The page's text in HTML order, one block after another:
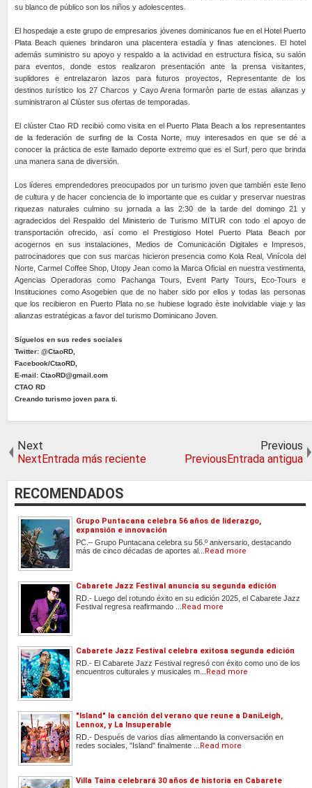
su blanco de público son los niños y adolescentes.
El hospedaje a este grupo de empresarios jóvenes dominicanos fue en el Hotel Puerto
Plata Beach quienes brindaron una placentera estadía y finas atenciones. El hotel
además suministro su apoyo y respaldo a la actividad en estructura física, su salón
para eventos, donde estos realizaron presentación ante la prensa visitantes,
suplidores e entrelazaron lazos para futuros proyectos, Representante de los
destinos turístico los 27 Charcos y Cayo Arena formaròn parte de estas alianzas y
suministraron al Clùster sus ofertas de temporadas.
El clúster Ctao RD recibió como visita en el Puerto Plata Beach a los representantes
de la federación de surfing de la Costa Norte, muy interesados en que se dé a
conocer la práctica de este llamado deporte extremo que es el Surf, pero que brinda
una manera sana de diversión.
Los líderes emprendedores preocupados por un turismo joven que también este lleno
de cultura y de hacer conciencia de lo importante que es cuidar y preservar nuestras
riquezas naturales culmino su jornada a las 2:30 de la tarde del domingo 21 y
agradecidos del Respaldo del Ministerio de Turismo MITUR con todo el apoyo de
transportación ofrecido, así como el Prestigioso Hotel Puerto Plata Beach por
acogernos en sus instalaciones, Medios de Comunicación Digitales e Impresos,
patrocinadores que con sus marcas hicieron presencia como Kola Real, Vinícola del
Norte, Carmel Coffee Shop, Utopy Jean como la Marca Oficial en nuestra vestimenta,
Agencias Operadoras como Pachanga Tours, Event Party Tours, Eco-Tours e
Instituciones como Asogebien que de no haber sido por ellos y todas las personas
que los recibieron en Puerto Plata no se hubiese logrado èste inolvidable viaje y las
alianzas estratégicas a favor del turismo Dominicano Joven.
Síguelos en sus redes sociales
Twitter: @CtaoRD,
Facebook/CtaoRD,
E-mail: CtaoRD@gmail.com
CTAO RD
Creando turismo joven para ti.
Next
NextEntrada más reciente
Previous
PreviousEntrada antigua
RECOMENDADOS
Grupo Puntacana celebra 56 años de liderazgo,
expansión e innovación
PC.– Grupo Puntacana celebra su 56.º aniversario, destacando
más de cinco décadas de aportes al...
Read more
Cabarete Jazz Festival anuncia su segunda edición
RD.- Luego del rotundo éxito en su edición 2025, el Cabarete Jazz
Festival regresa reafirmando ...
Read more
Cabarete Jazz Festival celebra exitosa segunda edición
RD.- El Cabarete Jazz Festival regresó con éxito como uno de los
encuentros culturales y musicales m...
Read more
"Island" la canción del verano que reune a DaniLeigh,
Lennox, y La Insuperable
RD.- Después de varios días alimentando la conversación en
redes sociales, "Island" finalmente ...
Read more
Villa Taina celebrará 30 años de historia en Cabarete